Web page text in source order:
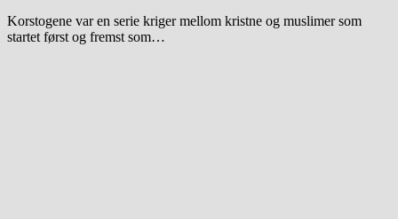
Korstogene var en serie kriger mellom kristne og muslimer som
startet først og fremst som…